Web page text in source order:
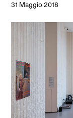
31 Maggio 2018